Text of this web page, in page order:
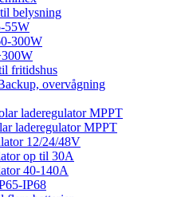
belysning
55W
300W
fritidshus
overvågning
laderegulator MPPT
laderegulator MPPT
12/24/48V
op til 30A
40-140A
IP68